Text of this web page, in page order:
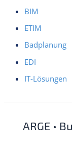
BIM
ETIM
Badplanung
EDI
IT-Lösungen
ARGE •